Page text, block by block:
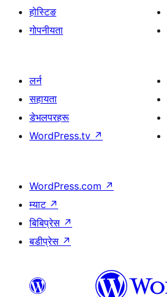
होस्टिङ
गोपनीयता
लर्न
सहायता
डेभलपरहरू
WordPress.tv ↗
WordPress.com ↗
म्याट ↗
बिबिप्रेस ↗
बडीप्रेस ↗